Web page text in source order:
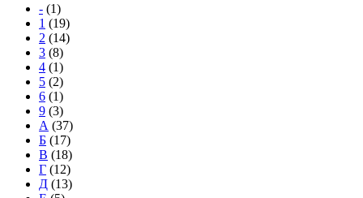
- (1)
1 (19)
2 (14)
3 (8)
4 (1)
5 (2)
6 (1)
9 (3)
А (37)
Б (17)
В (18)
Г (12)
Д (13)